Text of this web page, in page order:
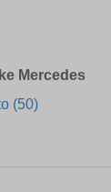
Mercedes
(50)